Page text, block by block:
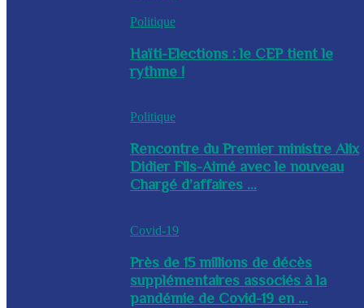
Politique
Haïti-Elections : le CEP tient le
rythme !
Politique
Rencontre du Premier ministre Alix
Didier Fils-Aimé avec le nouveau
Chargé d’affaires ...
Covid-19
Près de 15 millions de décès
supplémentaires associés à la
pandémie de Covid-19 en ...